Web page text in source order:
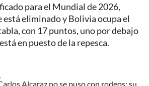
para el Mundial de 2026,
eliminado y Bolivia ocupa el
con 17 puntos, uno por debajo
en puesto de la repesca.
Alcaraz no se puso con rodeos: su